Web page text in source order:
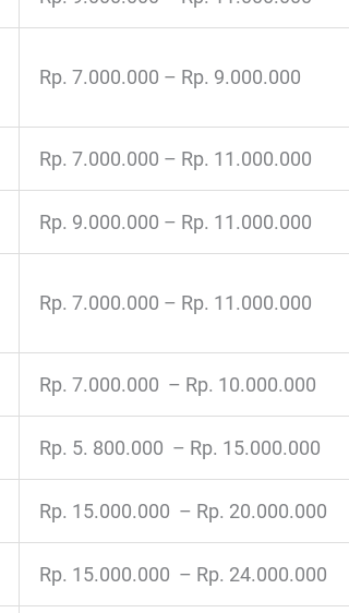
Rp. 7.000.000 – Rp. 9.000.000
Rp. 7.000.000 – Rp. 11.000.000
Rp. 9.000.000 – Rp. 11.000.000
Rp. 7.000.000 – Rp. 11.000.000
Rp. 7.000.000 – Rp. 10.000.000
Rp. 5. 800.000 – Rp. 15.000.000
Rp. 15.000.000 – Rp. 20.000.000
Rp. 15.000.000 – Rp. 24.000.000